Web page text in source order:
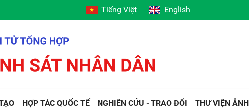
Tiếng Việt English
HỢP TÁC QUỐC TẾ NGHIÊN CỨU - TRAO ĐỔI THƯ VIỆN ẢNH